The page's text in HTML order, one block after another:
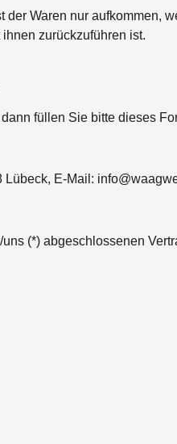
der Waren nur aufkommen,
zurückzuführen ist.
füllen Sie bitte dieses
E-Mail:
(*) abgeschlossenen